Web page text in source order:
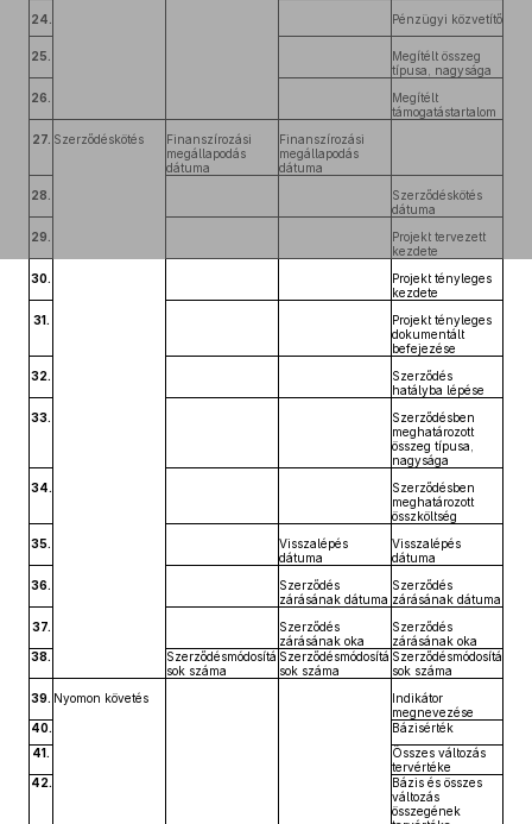
24.
Pénzügyi közvetítő
25.
Megítélt összeg
típusa, nagysága
26.
Megítélt
támogatástartalom
27. Szerződéskötés
Finanszírozási
megállapodás
dátuma
Finanszírozási
megállapodás
dátuma
28.
Szerződéskötés
dátuma
29.
Projekt tervezett
kezdete
30.
Projekt tényleges
kezdete
31.
Projekt tényleges
dokumentált
befejezése
32.
Szerződés
hatályba lépése
33.
Szerződésben
meghatározott
összeg típusa,
nagysága
34.
Szerződésben
meghatározott
összköltség
35.
Visszalépés
dátuma
Visszalépés
dátuma
36.
Szerződés
zárásának dátuma
Szerződés
zárásának dátuma
37.
Szerződés
zárásának oka
Szerződés
zárásának oka
38.
Szerződésmódosítá
sok száma
Szerződésmódosítá
sok száma
Szerződésmódosítá
sok száma
39. Nyomon követés
Indikátor
megnevezése
40.
Bázisérték
41.
Összes változás
tervértéke
42.
Bázis és összes
változás
összegének